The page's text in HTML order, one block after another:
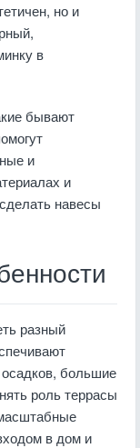
но и
в
бывают
и
и
навесы
разный
большие
роль террасы
в дом и